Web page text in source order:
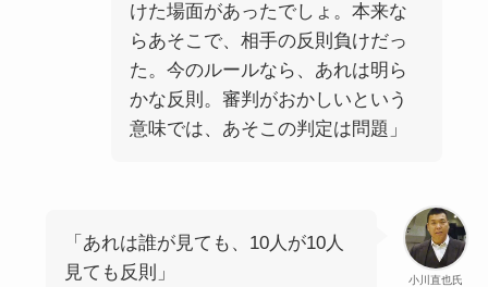
けた場面があったでしょ。本来な
らあそこで、相手の反則負けだっ
た。今のルールなら、あれは明ら
かな反則。審判がおかしいという
意味では、あそこの判定は問題」
小川直也氏
「あれは誰が見ても、10人が10人
見ても反則」